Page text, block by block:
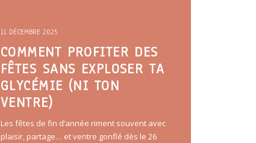
11 DÉCEMBRE 2025
COMMENT PROFITER DES
FÊTES SANS EXPLOSER TA
GLYCÉMIE (NI TON
VENTRE)
Les fêtes de fin d’année riment souvent avec
plaisir, partage… et ventre gonflé dès le 26